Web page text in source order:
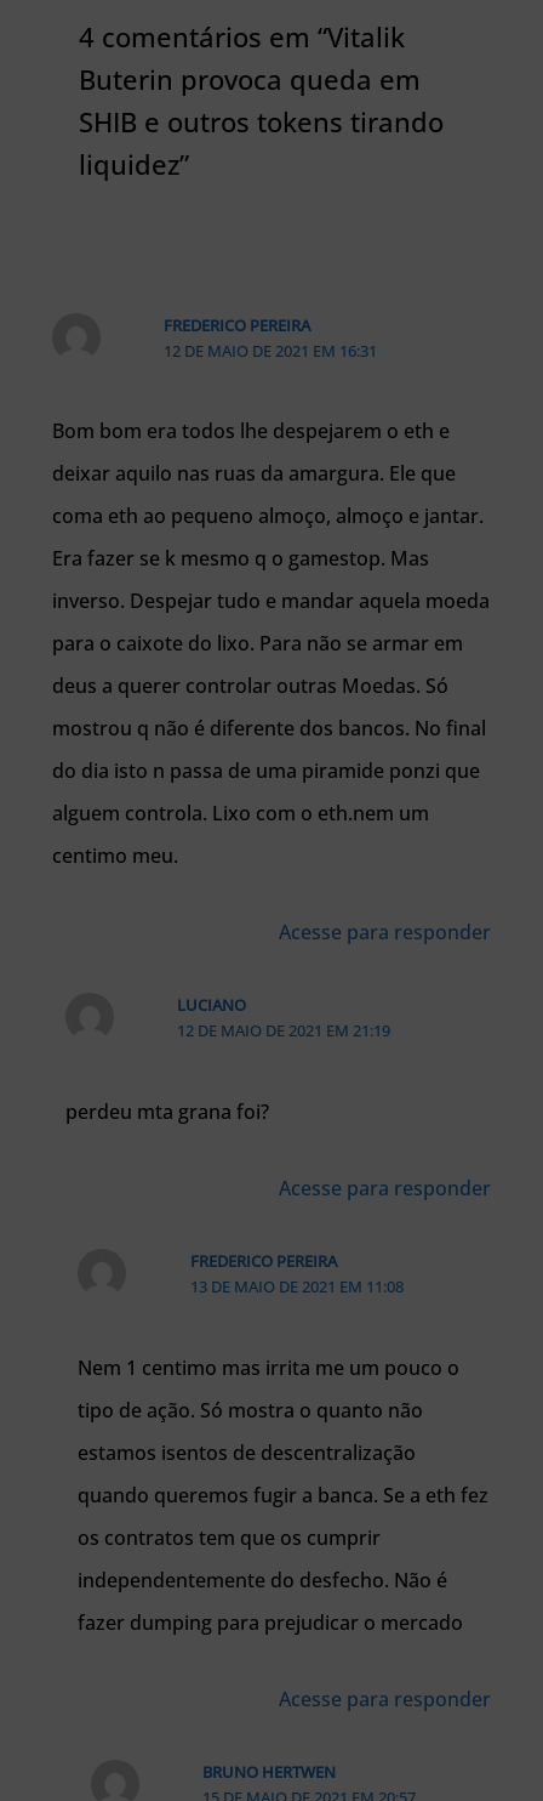
4 comentários em “Vitalik
Buterin provoca queda em
SHIB e outros tokens tirando
liquidez”
FREDERICO PEREIRA
12 DE MAIO DE 2021 EM 16:31
Bom bom era todos lhe despejarem o eth e
deixar aquilo nas ruas da amargura. Ele que
coma eth ao pequeno almoço, almoço e jantar.
Era fazer se k mesmo q o gamestop. Mas
inverso. Despejar tudo e mandar aquela moeda
para o caixote do lixo. Para não se armar em
deus a querer controlar outras Moedas. Só
mostrou q não é diferente dos bancos. No final
do dia isto n passa de uma piramide ponzi que
alguem controla. Lixo com o eth.nem um
centimo meu.
Acesse para responder
LUCIANO
12 DE MAIO DE 2021 EM 21:19
perdeu mta grana foi?
Acesse para responder
FREDERICO PEREIRA
13 DE MAIO DE 2021 EM 11:08
Nem 1 centimo mas irrita me um pouco o
tipo de ação. Só mostra o quanto não
estamos isentos de descentralização
quando queremos fugir a banca. Se a eth fez
os contratos tem que os cumprir
independentemente do desfecho. Não é
fazer dumping para prejudicar o mercado
Acesse para responder
BRUNO HERTWEN